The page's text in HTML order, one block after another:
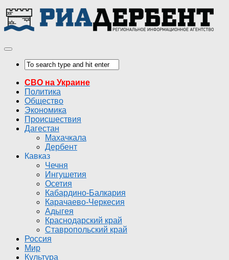
СВО на Украине
Политика
Общество
Экономика
Происшествия
Дагестан
Махачкала
Дербент
Кавказ
Чечня
Ингушетия
Осетия
Кабардино-Балкария
Карачаево-Черкесия
Адыгея
Краснодарский край
Ставропольский край
Россия
Мир
Культура